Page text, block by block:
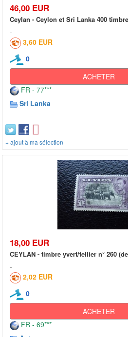
46,00 EUR
Ceylan - Ceylon et Sri Lanka 400
3,60 EUR
0
ACHETER
FR - 77***
Sri Lanka
+ ajout à ma sélection
18,00 EUR
CEYLAN - timbre yvert/tellier n° 260
2,02 EUR
0
ACHETER
FR - 69***